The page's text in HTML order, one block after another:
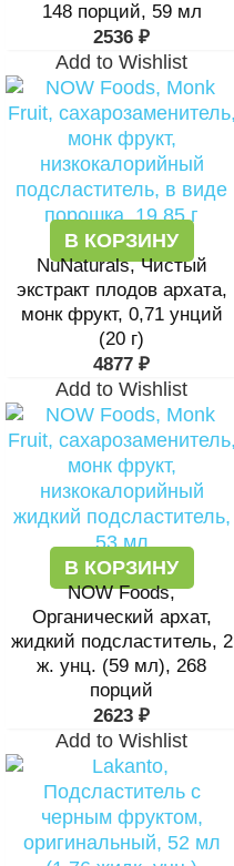
148 порций, 59 мл
2536 ₽
Add to Wishlist
В КОРЗИНУ
NuNaturals, Чистый
экстракт плодов архата,
монк фрукт, 0,71 унций
(20 г)
4877 ₽
Add to Wishlist
В КОРЗИНУ
NOW Foods,
Органический архат,
жидкий подсластитель, 2
ж. унц. (59 мл), 268
порций
2623 ₽
Add to Wishlist